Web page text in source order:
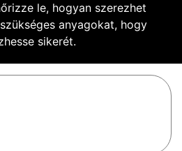
le, hogyan szerezhet
anyagokat, hogy
sikerét.